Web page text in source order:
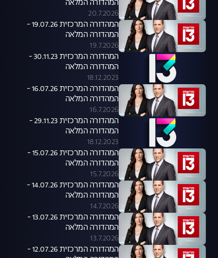
המהדורה המלאה
20.7.2026
המהדורה המרכזית 19.07.26 -
המהדורה המלאה
19.7.2026
המהדורה המרכזית 30.11.23 -
המהדורה המלאה
18.12.2023
המהדורה המרכזית 16.07.26 -
המהדורה המלאה
16.7.2026
המהדורה המרכזית 29.11.23 -
המהדורה המלאה
18.12.2023
המהדורה המרכזית 15.07.26 -
המהדורה המלאה
15.7.2026
המהדורה המרכזית 14.07.26 -
המהדורה המלאה
14.7.2026
המהדורה המרכזית 13.07.26 -
המהדורה המלאה
13.7.2026
המהדורה המרכזית 12.07.26 -